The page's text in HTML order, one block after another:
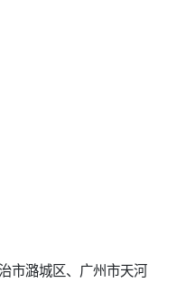
市潞城区、广州市天河